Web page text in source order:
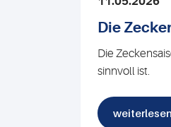
Die
Die
sinnvoll ist.
weiterlesen